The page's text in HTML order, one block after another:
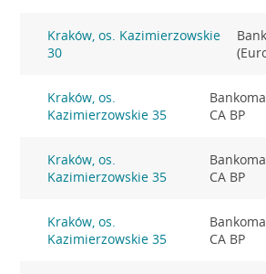
Kraków, os. Kazimierzowskie
30
Kraków, os.
Kazimierzowskie 35
CA BP
Kraków, os.
Kazimierzowskie 35
CA BP
Kraków, os.
Kazimierzowskie 35
CA BP